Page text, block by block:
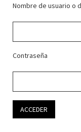
Nombre de usuario o
Contraseña